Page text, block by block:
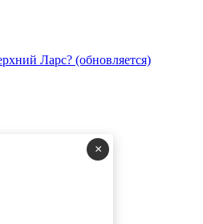
Ларс? (обновляется)
×